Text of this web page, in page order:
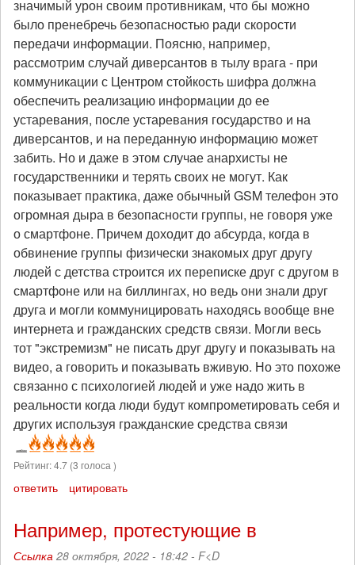
значимый урон своим противникам, что бы можно
было пренебречь безопасностью ради скорости
передачи информации. Поясню, например,
рассмотрим случай диверсантов в тылу врага - при
коммуникации с Центром стойкость шифра должна
обеспечить реализацию информации до ее
устаревания, после устаревания государство и на
диверсантов, и на переданную информацию может
забить. Но и даже в этом случае анархисты не
государственники и терять своих не могут. Как
показывает практика, даже обычный GSM телефон это
огромная дыра в безопасности группы, не говоря уже
о смартфоне. Причем доходит до абсурда, когда в
обвинение группы физически знакомых друг другу
людей с детства строится их переписке друг с другом в
смартфоне или на биллингах, но ведь они знали друг
друга и могли коммуницировать находясь вообще вне
интернета и гражданских средств связи. Могли весь
тот "экстремизм" не писать друг другу и показывать на
видео, а говорить и показывать вживую. Но это похоже
связанно с психологией людей и уже надо жить в
реальности когда люди будут компрометировать себя и
других используя гражданские средства связи
Рейтинг:4.7 (3 голоса )
ответить цитировать
Например, протестующие в
Ссылка 28 октября, 2022 - 18:42 - F<D